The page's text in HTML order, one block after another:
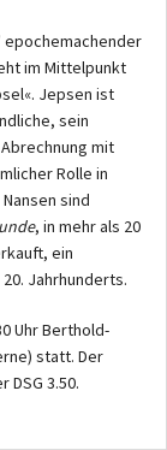
epochemachender
im Mittelpunkt
Jepsen ist
sein
mit
Rolle in
sind
, in mehr als 20
ein
Jahrhunderts.
Uhr Berthold-
statt. Der
3.50.